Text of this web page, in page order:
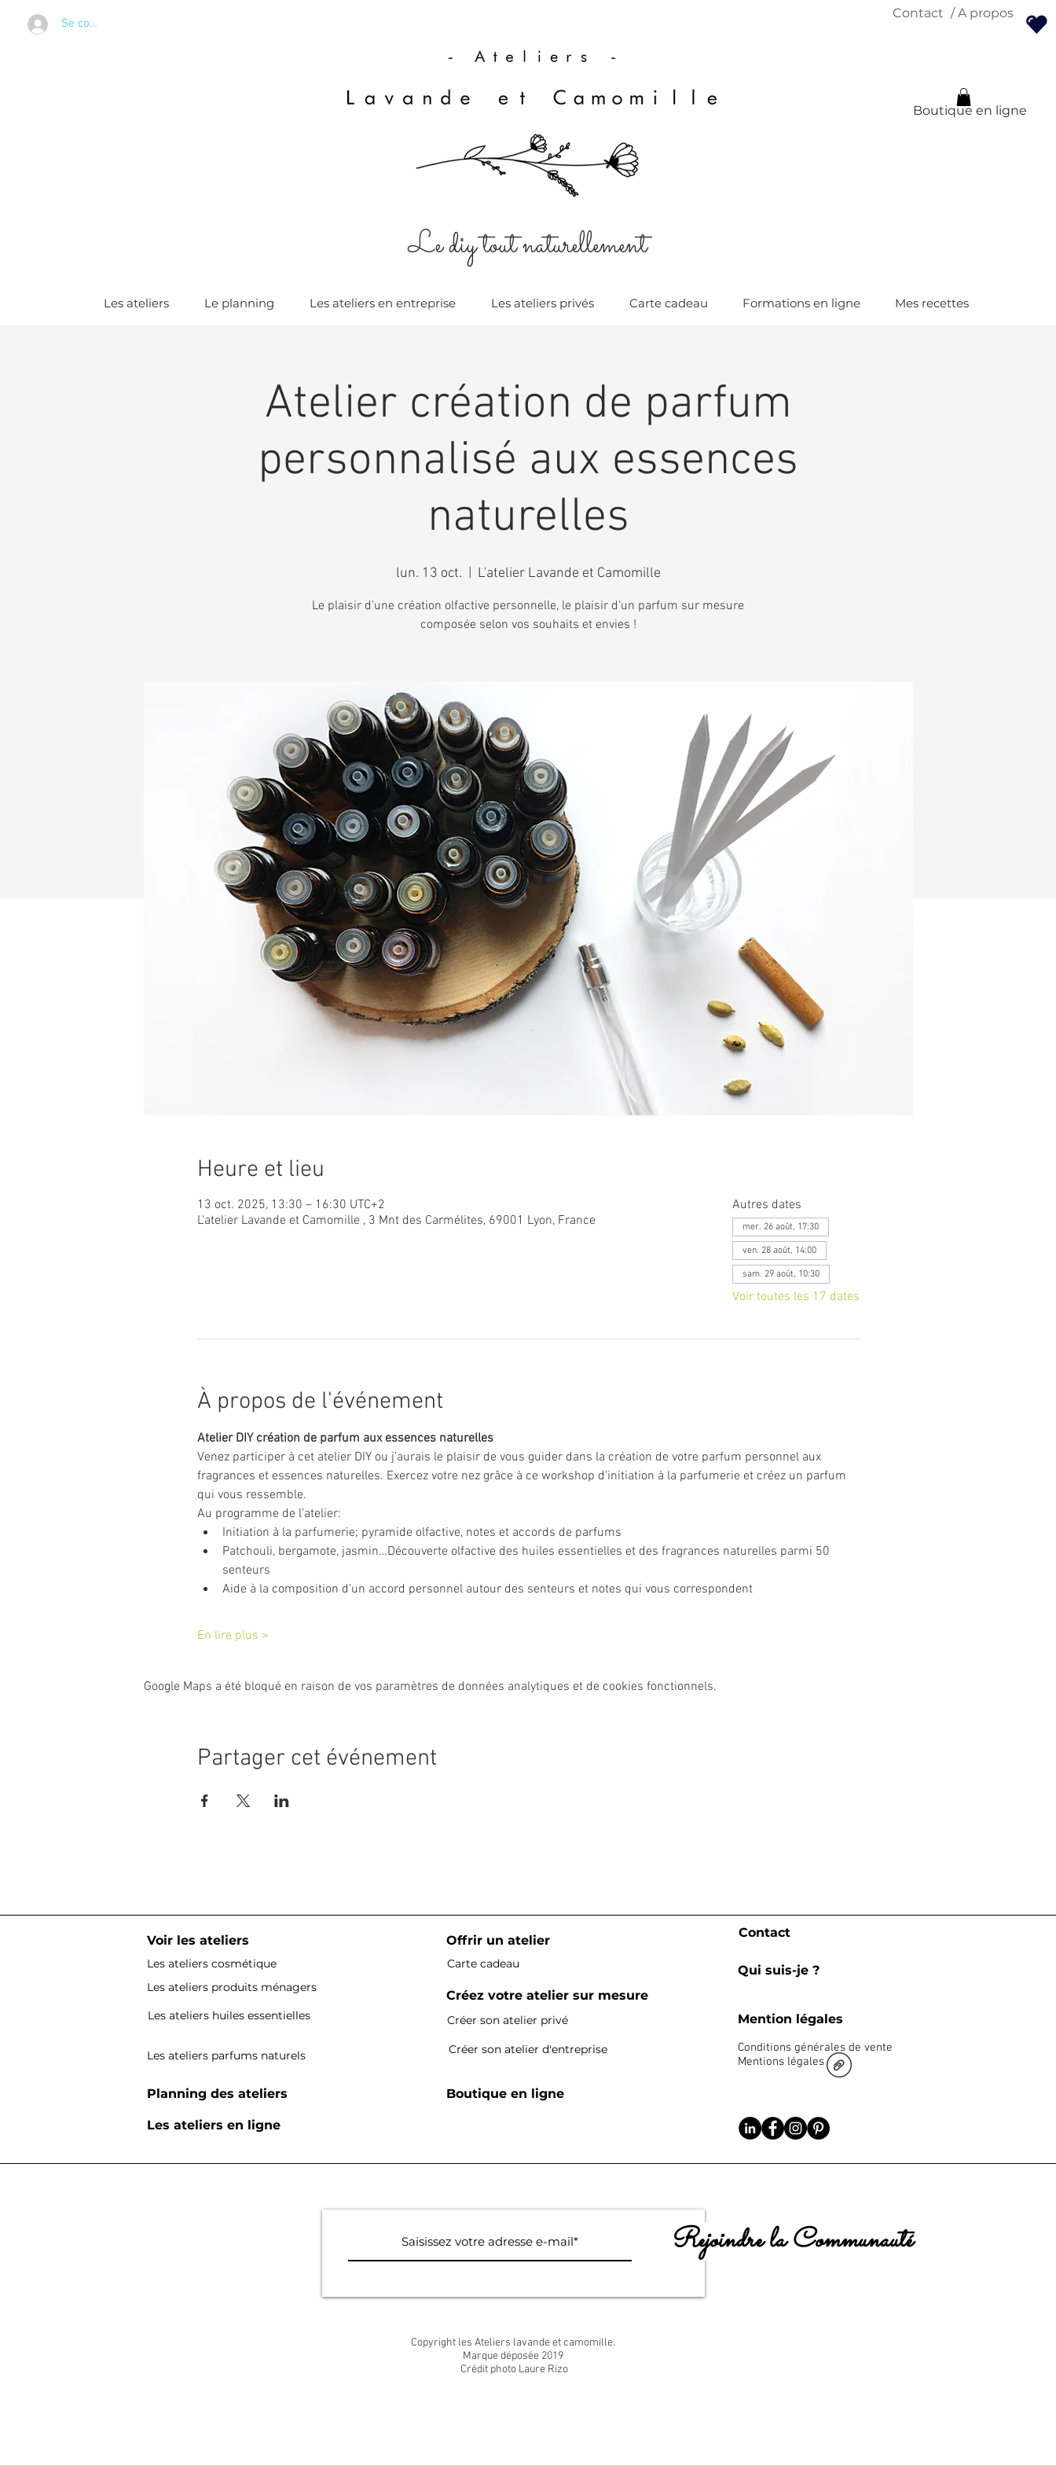
Se connecter
Contact / A propos
Boutique en ligne
Le diy tout naturellement
Les ateliers Le planning Les ateliers en entreprise Les ateliers privés Carte cadeau Formations en ligne Mes recettes
Atelier création de parfum
personnalisé aux essences
naturelles
lun. 13 oct. L'atelier Lavande et Camomille
Le plaisir d'une création olfactive personnelle, le plaisir d'un parfum sur mesure
composée selon vos souhaits et envies !
Heure et lieu
13 oct. 2025, 13:30 – 16:30 UTC+2
L'atelier Lavande et Camomille , 3 Mnt des Carmélites, 69001 Lyon, France
Autres dates
mer. 26 août, 17:30
ven. 28 août, 14:00
sam. 29 août, 10:30
Voir toutes les 17 dates
À propos de l'événement
Atelier DIY création de parfum aux essences naturelles
Venez participer à cet atelier DIY ou j’aurais le plaisir de vous guider dans la création de votre parfum personnel aux
fragrances et essences naturelles. Exercez votre nez grâce à ce workshop d’initiation à la parfumerie et créez un parfum
qui vous ressemble.
Au programme de l’atelier:
Initiation à la parfumerie; pyramide olfactive, notes et accords de parfums
Patchouli, bergamote, jasmin…Découverte olfactive des huiles essentielles et des fragrances naturelles parmi 50
senteurs
Aide à la composition d’un accord personnel autour des senteurs et notes qui vous correspondent
En lire plus >
Google Maps a été bloqué en raison de vos paramètres de données analytiques et de cookies fonctionnels.
Partager cet événement
Voir les ateliers
Les ateliers cosmétique
Les ateliers produits ménagers
Les ateliers huiles essentielles
Les ateliers parfums naturels
Planning des ateliers
Offrir un atelier
Carte cadeau
Créez votre atelier sur mesure
Créer son atelier privé
Créer son atelier d'entreprise
Boutique en ligne
Les ateliers en ligne
Contact
Qui suis-je ?
Mention légales
Conditions générales de vente
Mentions légales
Rejoindre la Communauté
Copyright les Ateliers lavande et camomille.
Marque déposée 2019
Crédit photo Laure Rizo